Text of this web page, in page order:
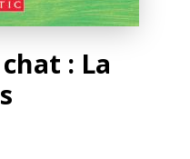
: La